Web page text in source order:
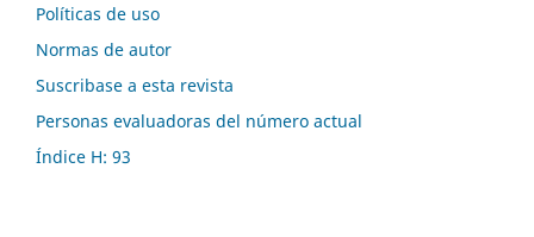
Políticas de uso
Normas de autor
Suscribase a esta revista
Personas evaluadoras del número actual
Índice H: 93